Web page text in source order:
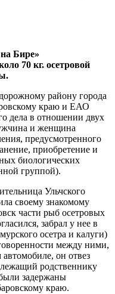
Бире»
70 кг. осетровой
району города
краю и ЕАО
дела в отношении двух
и женщина
предусмотренного
приобретение и
биологических
группой).
Ульчского
своему знакомому
части рыб осетровых
забрал у нее в
осетра и калуги)
между ними,
он отвез
родственнику
задержаны
краю.